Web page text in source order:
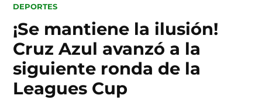
POSTED
DEPORTES
¡Se mantiene la ilusión!
Cruz Azul avanzó a la
siguiente ronda de la
Leagues Cup